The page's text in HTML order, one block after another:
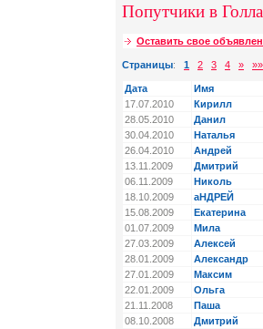
Попутчики в
Оставить свое
Страницы: 1 2 3 4 » »»
Дата Имя
17.07.2010
Кирилл
28.05.2010
Данил
30.04.2010
Наталья
26.04.2010
Андрей
13.11.2009
Дмитрий
06.11.2009
Николь
18.10.2009
аНДРЕЙ
15.08.2009
Екатерина
01.07.2009
Мила
27.03.2009
Алексей
28.01.2009
Александр
27.01.2009
Максим
22.01.2009
Ольга
21.11.2008
Паша
08.10.2008
Дмитрий